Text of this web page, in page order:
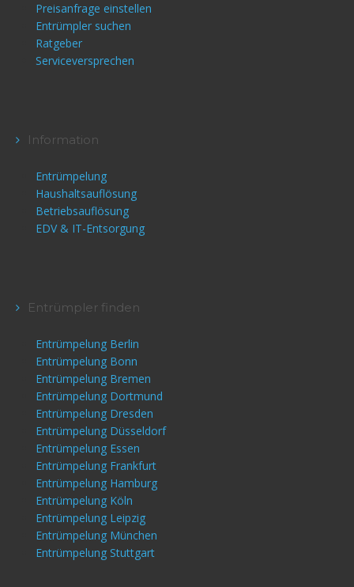
Preisanfrage einstellen
Entrümpler suchen
Ratgeber
Serviceversprechen
Information
Entrümpelung
Haushaltsauflösung
Betriebsauflösung
EDV & IT-Entsorgung
Entrümpler finden
Entrümpelung Berlin
Entrümpelung Bonn
Entrümpelung Bremen
Entrümpelung Dortmund
Entrümpelung Dresden
Entrümpelung Düsseldorf
Entrümpelung Essen
Entrümpelung Frankfurt
Entrümpelung Hamburg
Entrümpelung Köln
Entrümpelung Leipzig
Entrümpelung München
Entrümpelung Stuttgart